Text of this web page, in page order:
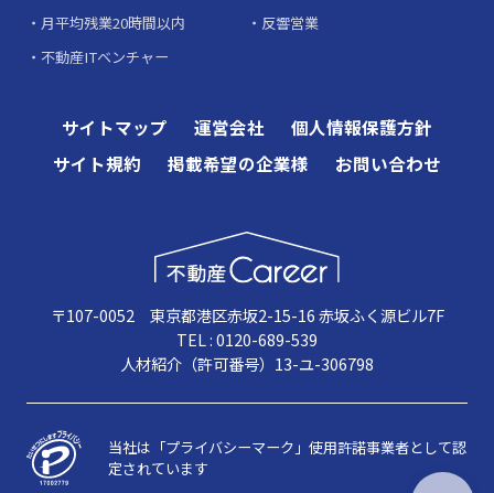
月平均残業20時間以内
反響営業
不動産ITベンチャー
サイトマップ 運営会社
個人情報保護方針
サイト規約
掲載希望の企業様 お問い合わせ
〒107-0052 東京都港区赤坂2-15-16 赤坂ふく源ビル7F
TEL : 0120-689-539
人材紹介（許可番号）13-ユ-306798
当社は「プライバシーマーク」使用許諾事業者として認
定されています